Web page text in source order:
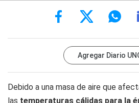
Agregar Diario
Debido a una masa de aire que
las temperaturas cálidas para la